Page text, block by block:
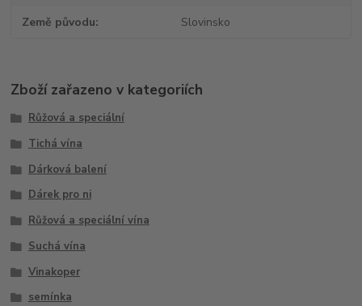
Země původu Slovinsko
Zboží zařazeno v kategoriích
Růžová a speciální
Tichá vína
Dárková balení
Dárek pro ni
Růžová a speciální vína
Suchá vína
Vinakoper
semínka